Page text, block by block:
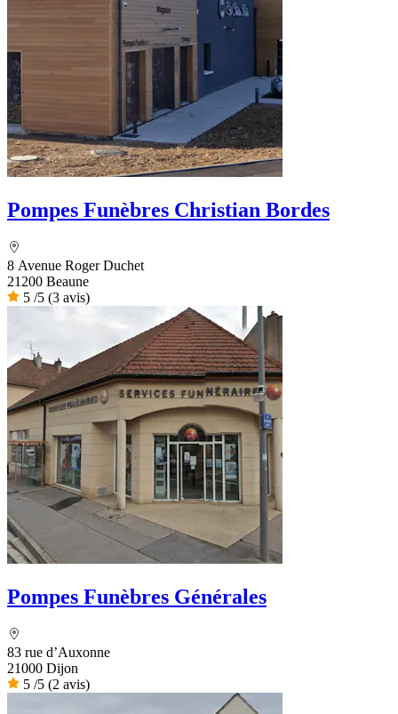
Pompes Funèbres Christian Bordes
8 Avenue Roger Duchet
21200 Beaune
5 /5 (3 avis)
Pompes Funèbres Générales
83 rue d’Auxonne
21000 Dijon
5 /5 (2 avis)